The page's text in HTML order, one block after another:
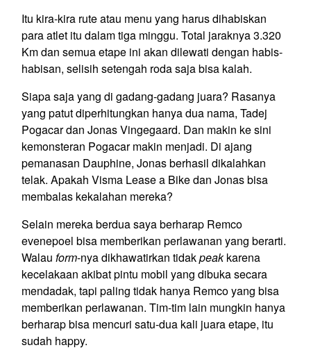
Itu kira-kira rute atau menu yang harus dihabiskan
para atlet itu dalam tiga minggu. Total jaraknya 3.320
Km dan semua etape ini akan dilewati dengan habis-
habisan, selisih setengah roda saja bisa kalah.
Siapa saja yang di gadang-gadang juara? Rasanya
yang patut diperhitungkan hanya dua nama, Tadej
Pogacar dan Jonas Vingegaard. Dan makin ke sini
kemonsteran Pogacar makin menjadi. Di ajang
pemanasan Dauphine, Jonas berhasil dikalahkan
telak. Apakah Visma Lease a Bike dan Jonas bisa
membalas kekalahan mereka?
Selain mereka berdua saya berharap Remco
evenepoel bisa memberikan perlawanan yang berarti.
Walau form-nya dikhawatirkan tidakpeakkarena
kecelakaan akibat pintu mobil yang dibuka secara
mendadak, tapi paling tidak hanya Remco yang bisa
memberikan perlawanan. Tim-tim lain mungkin hanya
berharap bisa mencuri satu-dua kali juara etape, itu
sudah happy.